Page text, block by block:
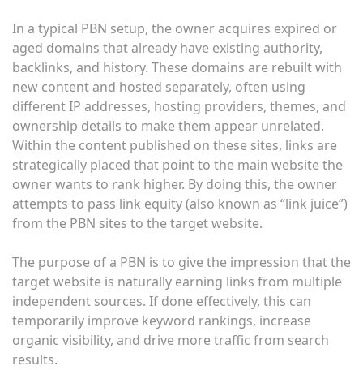
In a typical PBN setup, the owner acquires expired or
aged domains that already have existing authority,
backlinks, and history. These domains are rebuilt with
new content and hosted separately, often using
different IP addresses, hosting providers, themes, and
ownership details to make them appear unrelated.
Within the content published on these sites, links are
strategically placed that point to the main website the
owner wants to rank higher. By doing this, the owner
attempts to pass link equity (also known as “link juice”)
from the PBN sites to the target website.
The purpose of a PBN is to give the impression that the
target website is naturally earning links from multiple
independent sources. If done effectively, this can
temporarily improve keyword rankings, increase
organic visibility, and drive more traffic from search
results.